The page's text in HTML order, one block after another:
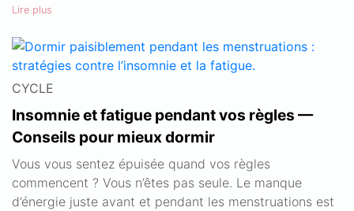
Lire plus
CYCLE
Insomnie et fatigue pendant vos règles —
Conseils pour mieux dormir
Vous vous sentez épuisée quand vos règles
commencent ? Vous n’êtes pas seule. Le manque
d’énergie juste avant et pendant les menstruations est